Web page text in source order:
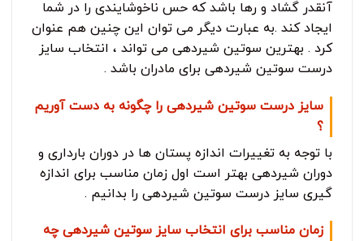
آنقدر گشاد و رها باشد که حس ناخوشایندی را در شما
ایجاد کند .به عبارت دیگر می توان این چنین هم عنوان
کرد . بهترین سوتین شیردهی می تواند ، انتخاب سایز
درست سوتین شیردهی برای مادران باشد .
سایز درست سوتین شیردهی را چگونه به دست آوریم
؟
با توجه به تغییرات اندازه پستان ها در دوران بارداری و
دوران شیردهی بهتر است اول زمان مناسب برای اندازه
گیری سایز درست سوتین شیردهی را بدانیم .
زمان مناسب برای انتخاب سایز سوتین شیردهی چه